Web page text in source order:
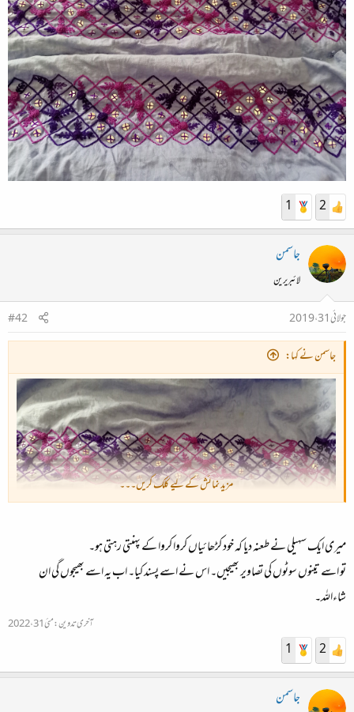
2
1
جاسمن
لائبریرین
جولائی 31، 2019
#42
جاسمن نے کہا:
مزید نمائش کے لیے کلک کریں۔۔۔
میری ایک سہیلی نے طعنہ دیا کہ خود کڑھائیاں کروا کروا کے پہنتی رہتی ہو۔
تو اسے تینوں سوٹوں کی تصاویر بھیجیں۔ اس نے اسے پسند کیا۔ اب یہ اسے بھیجوں گی ان
شاءاللہ۔
آخری تدوین:مئی 31، 2022
2
1
جاسمن